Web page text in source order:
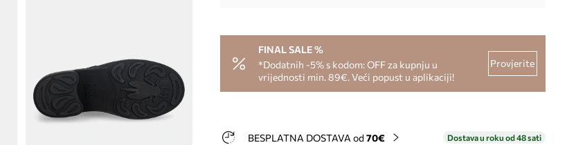
FINAL SALE %
*Dodatnih -5% s kodom: OFF za kupnju u
vrijednosti min. 89€. Veći popust u aplikaciji!
Provjerite
BESPLATNA DOSTAVA od 70€ Dostava u roku od 48 sati